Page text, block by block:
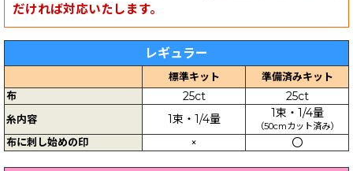
だければ対応いたします。
レギュラー
標準キット
準備済みキット
布
25ct 25ct
糸内容 1束・1/4量 1束・1/4量
（50cmカット済み）
布に刺し始めの印 × 〇